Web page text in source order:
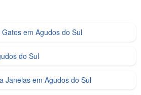
em Agudos do Sul
do Sul
Janelas em Agudos do Sul